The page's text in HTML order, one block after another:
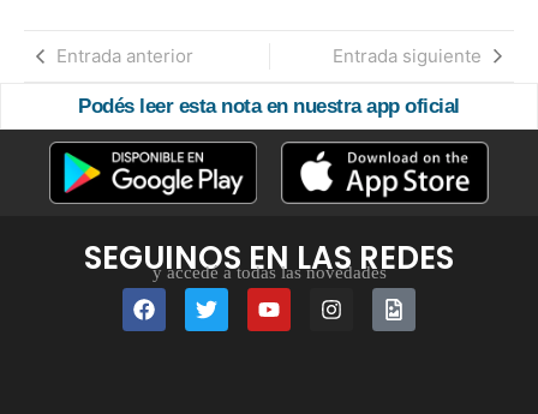
Entrada anterior Entrada siguiente
Podés leer esta nota en nuestra app oficial
SEGUINOS EN LAS REDES
y accedé a todas las novedades